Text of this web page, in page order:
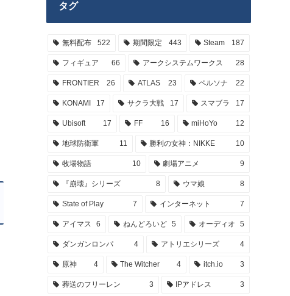
タグ
無料配布 522 期間限定 443 Steam 187
フィギュア 66 アークシステムワークス 28
FRONTIER 26 ATLAS 23 ペルソナ 22
KONAMI 17 サクラ大戦 17 スマブラ 17
Ubisoft 17 FF 16 miHoYo 12
地球防衛軍 11 勝利の女神：NIKKE 10
牧場物語 10 劇場アニメ 9
『崩壊』シリーズ 8 ウマ娘 8
State of Play 7 インターネット 7
アイマス 6 ねんどろいど 5 オーディオ 5
ダンガンロンパ 4 アトリエシリーズ 4
原神 4 The Witcher 4 itch.io 3
葬送のフリーレン 3 IPアドレス 3